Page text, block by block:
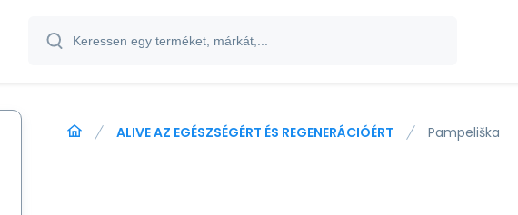
ALIVE AZ EGÉSZSÉGÉRT ÉS REGENERÁCIÓÉRT Pampeliška